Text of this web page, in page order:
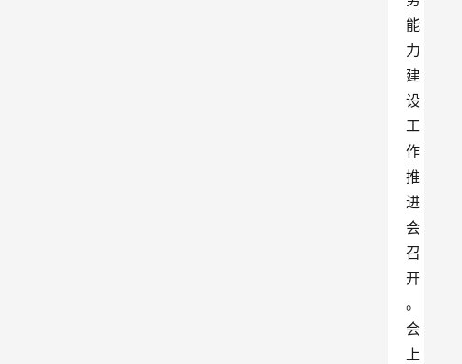
能
力
建
设
工
作
推
进
会
召
开
。
会
上